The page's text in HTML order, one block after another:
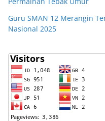
Guru SMAN 12 Merangin
Nasional 2025